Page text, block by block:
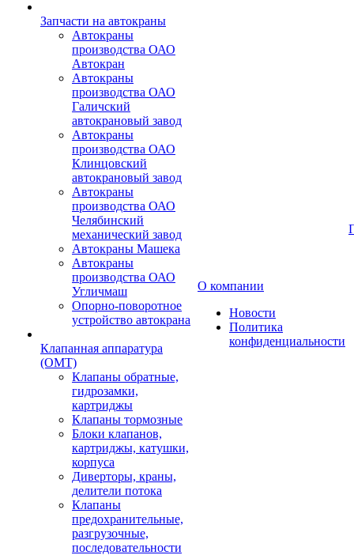
Запчасти на автокраны
Автокраны
производства ОАО
Автокран
Автокраны
производства ОАО
Галичский
автокрановый завод
Автокраны
производства ОАО
Клинцовский
автокрановый завод
Автокраны
производства ОАО
Челябинский
механический завод
Автокраны Машека
Автокраны
производства ОАО
Угличмаш
Опорно-поворотное
устройство автокрана
Клапанная аппаратура
(OMT)
Клапаны обратные,
гидрозамки,
картриджы
Клапаны тормозные
Блоки клапанов,
картриджы, катушки,
корпуса
Диверторы, краны,
делители потока
Клапаны
предохранительные,
разгрузочные,
последовательности
О компании
Новости
Политика
конфиденциальности